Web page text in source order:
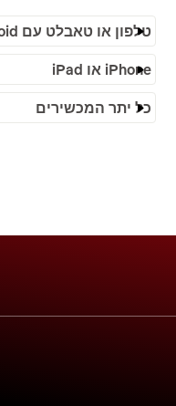
טלפון או טאבלט עם Android
iPhone או iPad
כל יתר המכשירים